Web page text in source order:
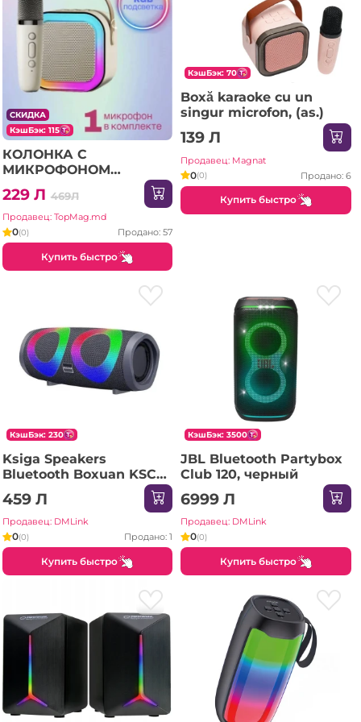
СКИДКА
КэшБэк: 115
КОЛОНКА С
МИКРОФОНОМ
229 Л 469Л
Продавец: TopMag.md
0(0) Продано: 57
Купить быстро
КэшБэк: 70
Boxă karaoke cu un
singur microfon, (as.)
139 Л
Продавец: Magnat
0(0) Продано: 6
Купить быстро
КэшБэк: 230
Ksiga Speakers
Bluetooth Boxuan KSC-
615, Grey
459 Л
Продавец: DMLink
0(0) Продано: 1
Купить быстро
КэшБэк: 3500
JBL Bluetooth Partybox
Club 120, черный
6999 Л
Продавец: DMLink
0(0)
Купить быстро